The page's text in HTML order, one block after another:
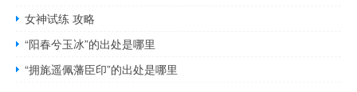
女神试练 攻略
“阳春兮玉冰”的出处是哪里
“拥旄遥佩藩臣印”的出处是哪里